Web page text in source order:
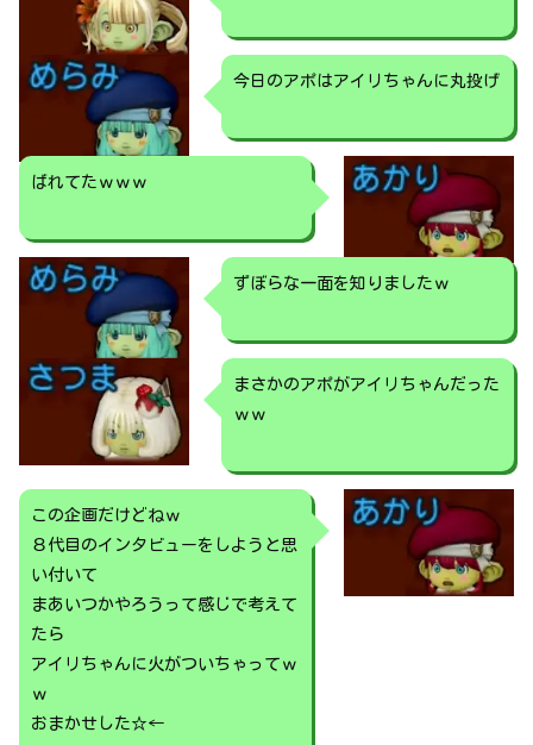
今日のアポはアイリちゃんに丸投げ
ばれてたｗｗｗ
ずぼらな一面を知りましたｗ
まさかのアポがアイリちゃんだった
ｗｗ
この企画だけどねｗ
８代目のインタビューをしようと思
い付いて
まあいつかやろうって感じで考えて
たら
アイリちゃんに火がついちゃってｗ
ｗ
おまかせした☆←